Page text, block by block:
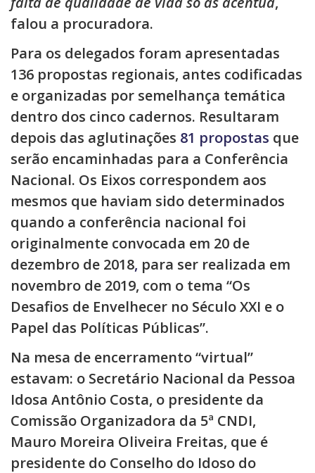
falou a procuradora.
Para os delegados foram apresentadas
136 propostas regionais, antes codificadas
e organizadas por semelhança temática
dentro dos cinco cadernos. Resultaram
depois das aglutinações 81 propostas que
serão encaminhadas para a Conferência
Nacional. Os Eixos correspondem aos
mesmos que haviam sido determinados
quando a conferência nacional foi
originalmente convocada em 20 de
dezembro de 2018, para ser realizada em
novembro de 2019, com o tema “Os
Desafios de Envelhecer no Século XXI e o
Papel das Políticas Públicas”.
Na mesa de encerramento “virtual”
estavam: o Secretário Nacional da Pessoa
Idosa Antônio Costa, o presidente da
Comissão Organizadora da 5ª CNDI,
Mauro Moreira Oliveira Freitas, que é
presidente do Conselho do Idoso do